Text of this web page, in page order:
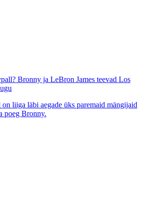
Bronny ja LeBron James teevad Los
on liiga läbi aegade üks paremaid mängijaid
poeg Bronny.